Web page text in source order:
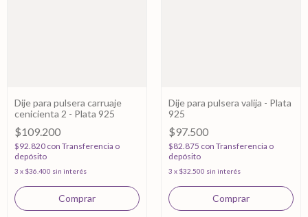
Dije para pulsera carruaje
cenicienta 2 - Plata 925
$109.200
$92.820 con Transferencia o
depósito
3 x $36.400 sin interés
Dije para pulsera valija - Plata
925
$97.500
$82.875 con Transferencia o
depósito
3 x $32.500 sin interés